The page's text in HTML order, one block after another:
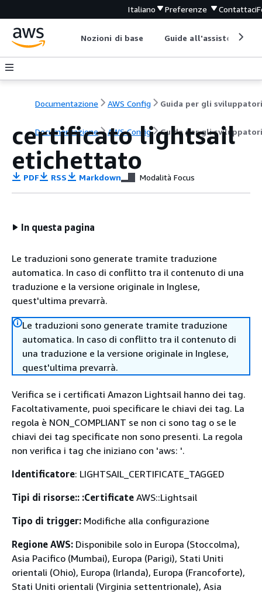
Italiano Preferenze Contattaci
Nozioni di base Guide all'assistenza
Documentazione AWS Config Guida per gli sviluppatori
Documentazione AWS Config Guida per gli sviluppatori
certificato lightsail
etichettato
PDF RSS Markdown Modalità Focus
In questa pagina
Le traduzioni sono generate tramite traduzione
automatica. In caso di conflitto tra il contenuto di una
traduzione e la versione originale in Inglese,
quest'ultima prevarrà.
Le traduzioni sono generate tramite traduzione
automatica. In caso di conflitto tra il contenuto di
una traduzione e la versione originale in Inglese,
quest'ultima prevarrà.
Verifica se i certificati Amazon Lightsail hanno dei tag.
Facoltativamente, puoi specificare le chiavi dei tag. La
regola è NON_COMPLIANT se non ci sono tag o se le
chiavi dei tag specificate non sono presenti. La regola
non verifica i tag che iniziano con 'aws: '.
Identificatore: LIGHTSAIL_CERTIFICATE_TAGGED
Tipi di risorse:: :Certificate AWS::Lightsail
Tipo di trigger: Modifiche alla configurazione
Regione AWS: Disponibile solo in Europa (Stoccolma),
Asia Pacifico (Mumbai), Europa (Parigi), Stati Uniti
orientali (Ohio), Europa (Irlanda), Europa (Francoforte),
Stati Uniti orientali (Virginia settentrionale), Asia